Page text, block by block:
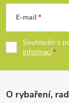
c
í
p
r
v
p
a
E-mail
Souhlasím s
informací
O rybaření,